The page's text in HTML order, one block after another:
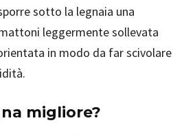
sotto la legnaia una
leggermente sollevata
in modo da far scivolare
migliore?